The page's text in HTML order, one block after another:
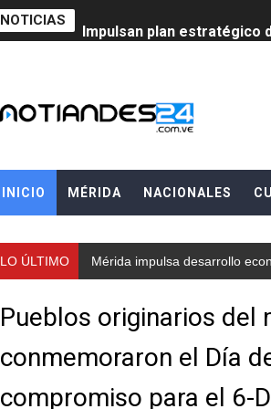
NOTICIAS
Fomficc consolida alianzas
Corposalud y Secretaría
Entregan planta eléctrica
Expertos inspeccionan
Dictan MasterClass en el
Campo Elías avanza con
INICIO MÉRIDA NACIONALES
LO ÚLTIMO Mérida impulsa desarrollo
Pueblos originarios del
conmemoraron el Día
compromiso para el 6-D